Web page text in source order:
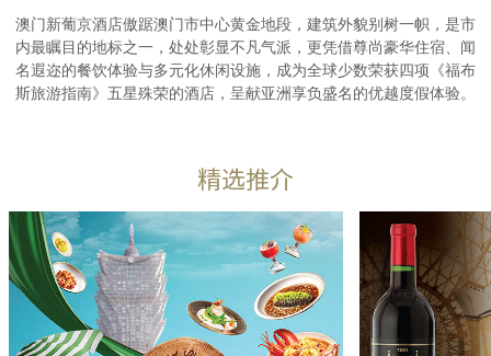
澳门新葡京酒店傲踞澳门市中心黄金地段，建筑外貌别树一帜，是市
内最瞩目的地标之一，处处彰显不凡气派，更凭借尊尚豪华住宿、闻
名遐迩的餐饮体验与多元化休闲设施，成为全球少数荣获四项《福布
斯旅游指南》五星殊荣的酒店，呈献亚洲享负盛名的优越度假体验。
精选推介